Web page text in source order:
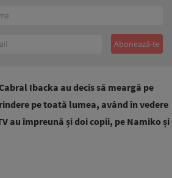
Ibacka au decis să meargă pe
pe toată lumea, având în vedere
au împreună și doi copii, pe Namiko și